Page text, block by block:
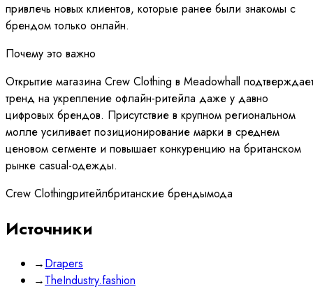
привлечь новых клиентов, которые ранее были знакомы с
брендом только онлайн.
Почему это важно
Открытие магазина Crew Clothing в Meadowhall
тренд на укрепление офлайн-ритейла даже у давно
цифровых брендов. Присутствие в крупном региональном
молле усиливает позиционирование марки в среднем
ценовом сегменте и повышает конкуренцию на британском
рынке casual-одежды.
Crew Clothingритейлбританские брендымода
Источники
→Drapers
→TheIndustry.fashion